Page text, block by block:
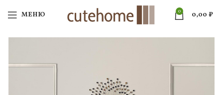
МЕНЮ 0 0,00 ₽